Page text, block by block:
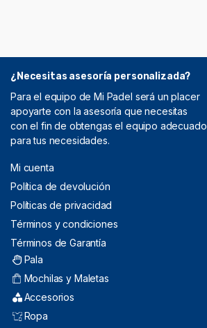
¿Necesitas asesoría personalizada?
Para el equipo de Mi Padel será un placer
apoyarte con la asesoría que necesitas
con el fin de obtengas el equipo adecuado
para tus necesidades.
Mi cuenta
Política de devolución
Políticas de privacidad
Términos y condiciones
Términos de Garantía
Pala
Mochilas y Maletas
Accesorios
Ropa